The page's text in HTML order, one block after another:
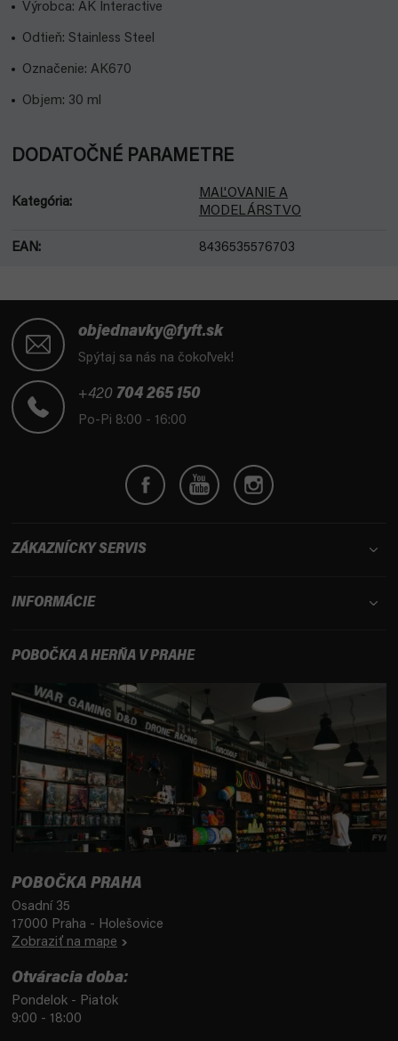
Výrobca: AK Interactive
Odtieň: Stainless Steel
Označenie: AK670
Objem: 30 ml
DODATOČNÉ PARAMETRE
Kategória:
MAĽOVANIE A
MODELÁRSTVO
EAN: 8436535576703
objednavky@fyft.sk
Spýtaj sa nás na čokoľvek!
+420 704 265 150
Po-Pi 8:00 - 16:00
ZÁKAZNÍCKY SERVIS
INFORMÁCIE
POBOČKA A HERŇA V PRAHE
POBOČKA PRAHA
Osadní 35
17000 Praha - Holešovice
Zobraziť na mape
Otváracia doba:
Pondelok - Piatok
9:00 - 18:00